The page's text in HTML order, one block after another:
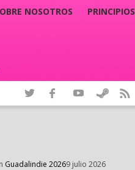
NOSOTROS PRINCIPIOS
Guadalindie 20269 julio 2026